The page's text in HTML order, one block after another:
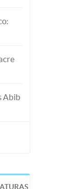
Abib